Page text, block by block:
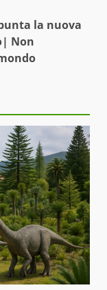
la nuova
Non